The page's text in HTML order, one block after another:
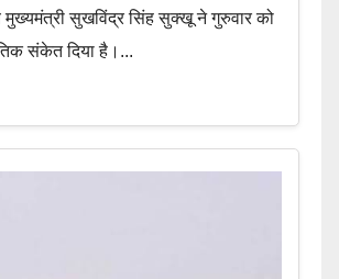
सुखविंद्र सिंह सुक्खू ने गुरुवार को
संकेत दिया है।...